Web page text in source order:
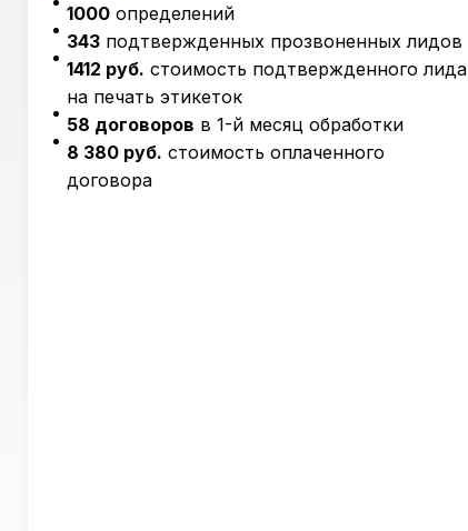
1000 определений
343 подтвержденных прозвоненных лидов
1412 руб. стоимость подтвержденного лида
на печать этикеток
58 договоров в 1-й месяц обработки
8 380 руб. стоимость оплаченного
договора